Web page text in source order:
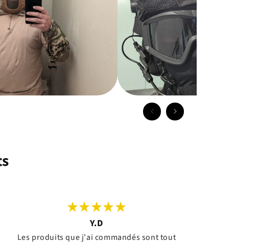
Y.D
Les produits que j'ai commandés sont tout